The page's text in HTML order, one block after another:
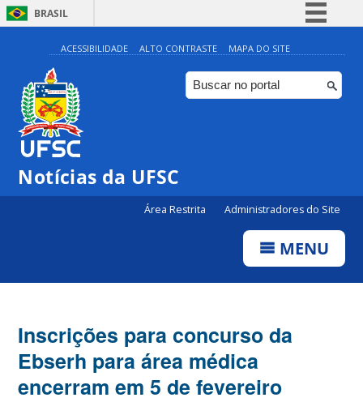
BRASIL
Simplifique!
Comunica BR
Participe
ACESSIBILIDADE ALTO CONTRASTE MAPA DO SITE
Notícias da UFSC
Área Restrita Administradores do Site
MENU
Inscrições para concurso da
Ebserh para área médica
encerram em 5 de fevereiro